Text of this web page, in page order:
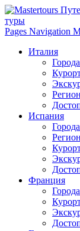
Pages Navigation
Италия
Испания
Франция